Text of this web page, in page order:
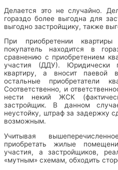
Делается это не случайно.
гораздо более выгодна для
выгодно застройщику, также
При приобретении
покупатель находится в
сравнению с приобретением
участия (ДДУ). Юридически
квартиру, а вносит паевой
остальные приобретатели
Соответственно, и
нести некий ЖСК
застройщик. В данном
неустойку, штраф за задержку
возможным.
Учитывая
приобретать жилые
участия, а застройщиков,
«мутным» схемам, обходить